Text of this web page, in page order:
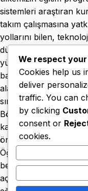
sistemleri araştıran
takım çalışmasına
yollarını bilen,
düşünen,
yüksek bireyler
başlanmıştır. 2016-
alan 17 milyon
sıralarda olan birçok
Böyle genç bir
karşılaştıkları
önerileri geliştirebilme
Öğrencilerin bu
belirlenmesi de
açısından gereklidir.
We respect
Cookies help us
deliver
traffic. You can
by clicking
consent or
cookies.